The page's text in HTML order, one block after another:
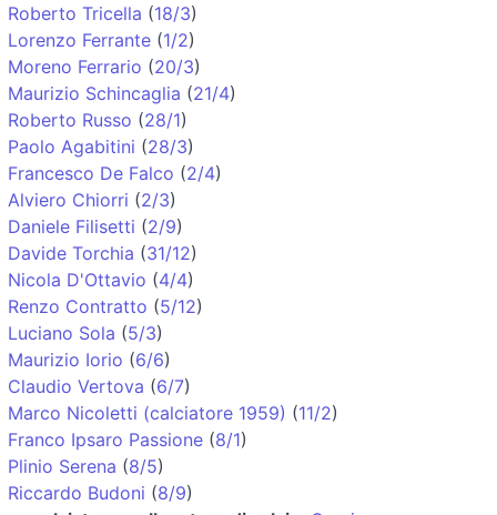
Roberto Tricella (18/3)
Lorenzo Ferrante (1/2)
Moreno Ferrario (20/3)
Maurizio Schincaglia (21/4)
Roberto Russo (28/1)
Paolo Agabitini (28/3)
Francesco De Falco (2/4)
Alviero Chiorri (2/3)
Daniele Filisetti (2/9)
Davide Torchia (31/12)
Nicola D'Ottavio (4/4)
Renzo Contratto (5/12)
Luciano Sola (5/3)
Maurizio Iorio (6/6)
Claudio Vertova (6/7)
Marco Nicoletti (calciatore 1959) (11/2)
Franco Ipsaro Passione (8/1)
Plinio Serena (8/5)
Riccardo Budoni (8/9)